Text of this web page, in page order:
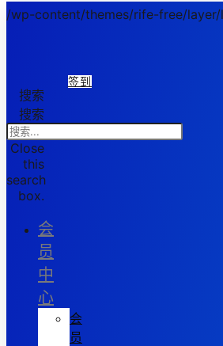
/wp-content/themes/rife-free/layer/
签到
搜索
搜索
Close
this
search
box.
会
员
中
心
会
员